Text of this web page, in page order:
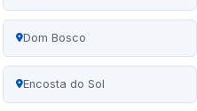
Dom Bosco
Encosta do Sol